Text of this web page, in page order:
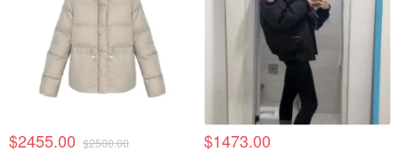
$2455.00 $2500.00 $1473.00